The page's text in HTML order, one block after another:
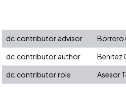
dc.contributor.advisor Borrero
dc.contributor.author
Benitez
dc.contributor.role
Asesor